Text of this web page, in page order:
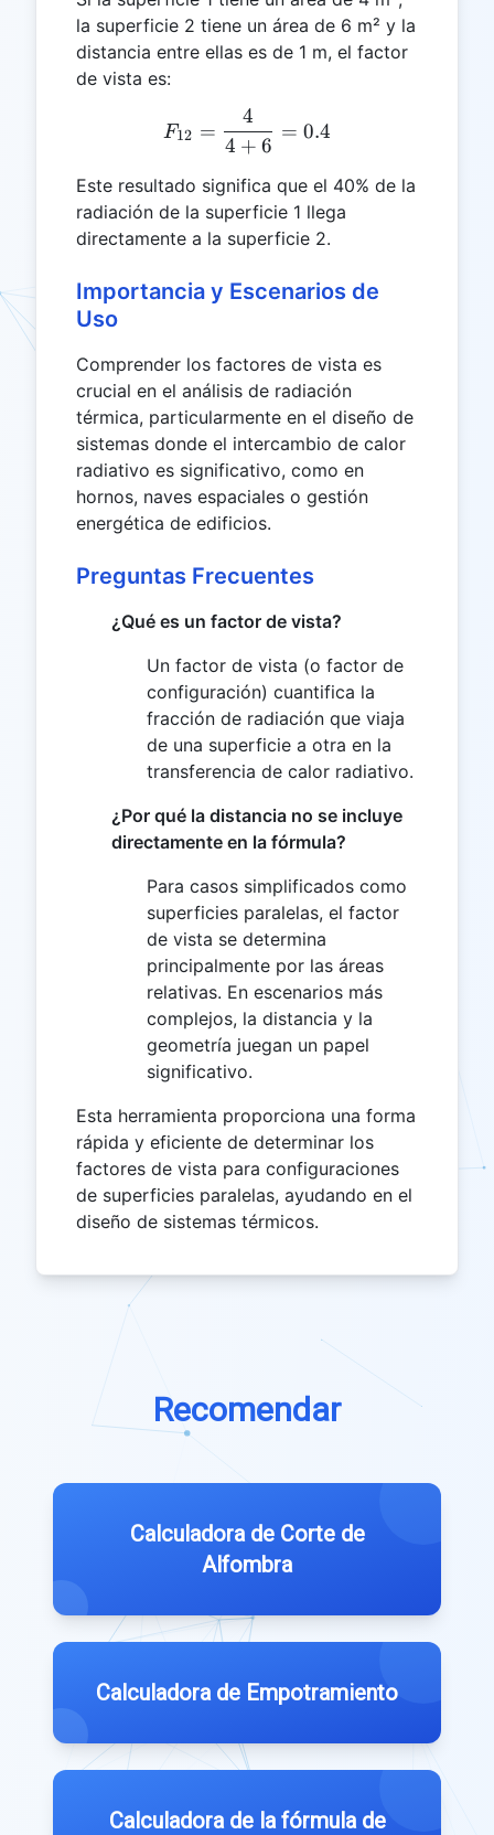
la superficie 2 tiene un área de 6 m² y la
distancia entre ellas es de 1 m, el factor
de vista es:
F₁₂ = \frac{4}{4 + 6} =
F12 =
4 + 6
4
= 0.4
Este resultado significa que el 40% de la
radiación de la superficie 1 llega
directamente a la superficie 2.
Importancia y Escenarios de
Uso
Comprender los factores de vista es
crucial en el análisis de radiación
térmica, particularmente en el diseño de
sistemas donde el intercambio de calor
radiativo es significativo, como en
hornos, naves espaciales o gestión
energética de edificios.
Preguntas Frecuentes
¿Qué es un factor de vista?
Un factor de vista (o factor de
configuración) cuantifica la
fracción de radiación que viaja
de una superficie a otra en la
transferencia de calor radiativo.
¿Por qué la distancia no se incluye
directamente en la fórmula?
Para casos simplificados como
superficies paralelas, el factor
de vista se determina
principalmente por las áreas
relativas. En escenarios más
complejos, la distancia y la
geometría juegan un papel
significativo.
Esta herramienta proporciona una forma
rápida y eficiente de determinar los
factores de vista para configuraciones
de superficies paralelas, ayudando en el
diseño de sistemas térmicos.
Recomendar
Calculadora de Corte de
Alfombra
Calculadora de Empotramiento
Calculadora de la fórmula de